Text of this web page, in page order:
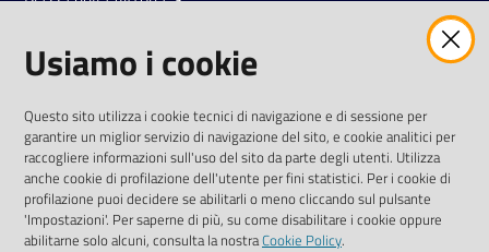
Tel.0522 7961
LinkedinFacebookInstagram
Usiamo i cookie
Questo sito utilizza i cookie tecnici di navigazione e di sessione per
garantire un miglior servizio di navigazione del sito, e cookie analitici per
raccogliere informazioni sull'uso del sito da parte degli utenti. Utilizza
anche cookie di profilazione dell'utente per fini statistici. Per i cookie di
profilazione puoi decidere se abilitarli o meno cliccando sul pulsante
'Impostazioni'. Per saperne di più, su come disabilitare i cookie oppure
abilitarne solo alcuni, consulta la nostraCookie Policy.